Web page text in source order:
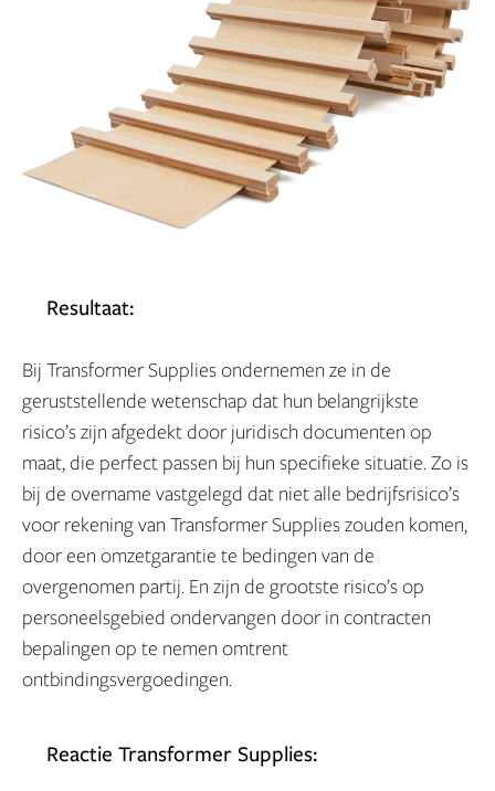
Resultaat:
Bij Transformer Supplies ondernemen ze in de
geruststellende wetenschap dat hun belangrijkste
risico’s zijn afgedekt door juridisch documenten op
maat, die perfect passen bij hun specifieke situatie. Zo is
bij de overname vastgelegd dat niet alle bedrijfsrisico’s
voor rekening van Transformer Supplies zouden komen,
door een omzetgarantie te bedingen van de
overgenomen partij. En zijn de grootste risico’s op
personeelsgebied ondervangen door in contracten
bepalingen op te nemen omtrent
ontbindingsvergoedingen.
Reactie Transformer Supplies: